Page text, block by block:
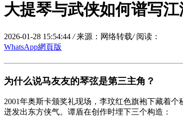
大提琴与武侠如何谱写江
2026-01-28 15:54:44 / 来源：网络转载/ 阅读：
WhatsApp網頁版
为什么说马友友的琴弦是第三主角？
2001年奥斯卡颁奖礼现场，李玟红色旗袍下藏着
迸发出东方侠气。谭盾在创作时埋下三个构造：